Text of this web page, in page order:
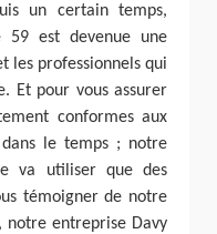
un certain temps,
59 est devenue une
les professionnels qui
Et pour vous assurer
conformes aux
le temps ; notre
va utiliser que des
témoigner de notre
notre entreprise Davy